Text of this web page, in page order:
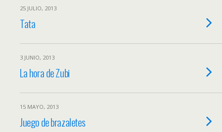
25 JULIO, 2013
Tata
3 JUNIO, 2013
La hora de Zubi
15 MAYO, 2013
Juego de brazaletes